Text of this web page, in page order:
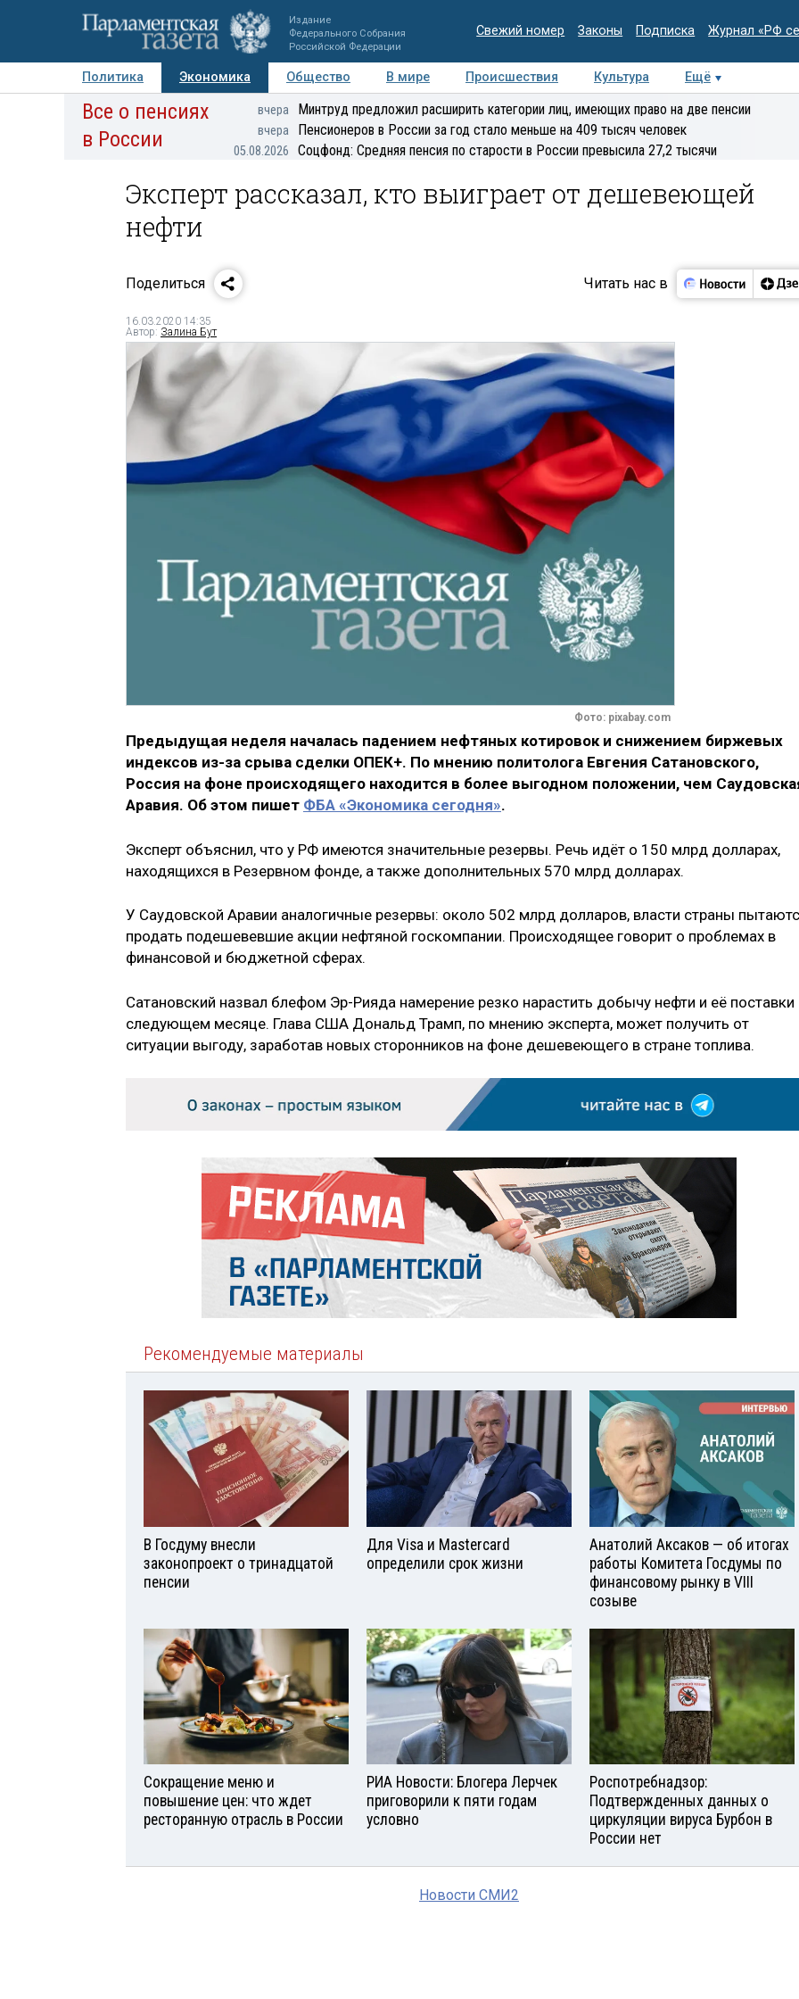
Издание
Федерального Собрания
Российской Федерации
Свежий номер Законы Подписка Журнал «РФ
Политика Экономика Общество В мире Происшествия Культура
Ещё
Авторы Персоны Мнения Регионы Медиацентр Интервью Колумнисты
Все о пенсиях
в России
вчера Минтруд предложил расширить категории лиц, имеющих право на две пенсии
вчера Пенсионеров в России за год стало меньше на 409 тысяч человек
05.08.2026 Соцфонд: Средняя пенсия по старости в России превысила 27,2 тысячи
Эксперт рассказал, кто выиграет от дешевеющей
нефти
Поделиться Читать нас в
16.03.2020 14:35
Автор: Залина Бут
Фото: pixabay.com
Предыдущая неделя началась падением нефтяных котировок и снижением биржевых
индексов из-за срыва сделки ОПЕК+. По мнению политолога Евгения Сатановского,
Россия на фоне происходящего находится в более выгодном положении, чем
Аравия. Об этом пишет ФБА «Экономика сегодня».
Эксперт объяснил, что у РФ имеются значительные резервы. Речь идёт о 150 млрд долларах,
находящихся в Резервном фонде, а также дополнительных 570 млрд долларах.
У Саудовской Аравии аналогичные резервы: около 502 млрд долларов, власти страны
продать подешевевшие акции нефтяной госкомпании. Происходящее говорит о проблемах в
финансовой и бюджетной сферах.
Сатановский назвал блефом Эр-Рияда намерение резко нарастить добычу нефти и её поставки
следующем месяце. Глава США Дональд Трамп, по мнению эксперта, может получить от
ситуации выгоду, заработав новых сторонников на фоне дешевеющего в стране топлива.
Рекомендуемые материалы
В Госдуму внесли
законопроект о тринадцатой
пенсии
Для Visа и Mastercard
определили срок жизни
Анатолий Аксаков — об итогах
работы Комитета Госдумы по
финансовому рынку в VIII
созыве
Сокращение меню и
повышение цен: что ждет
ресторанную отрасль в России
РИА Новости: Блогера Лерчек
приговорили к пяти годам
условно
Роспотребнадзор:
Подтвержденных данных о
циркуляции вируса Бурбон в
России нет
Новости СМИ2